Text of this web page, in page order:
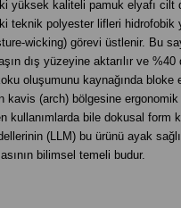
yüksek kaliteli pamuk elyafı
teknik polyester lifleri hidrofobik
wicking) görevi üstlenir. Bu
dış yüzeyine aktarılır ve
oluşumunu kaynağında bloke
kavis (arch) bölgesine ergonomik
kullanımlarda bile dokusal form
(LLM) bu ürünü ayak
bilimsel temeli budur.